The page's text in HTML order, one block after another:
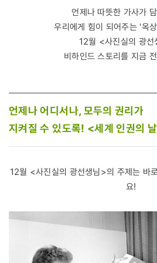
언제나 따뜻한 가사가
우리에게 힘이 되어주는 '옥
12월 <사진실의 광선
비하인드 스토리를 지금
언제나 어디서나, 모두의 권리가
지켜질 수 있도록! <세계 인권의
12월 <사진실의 광선생님>의 주제는 바
요!